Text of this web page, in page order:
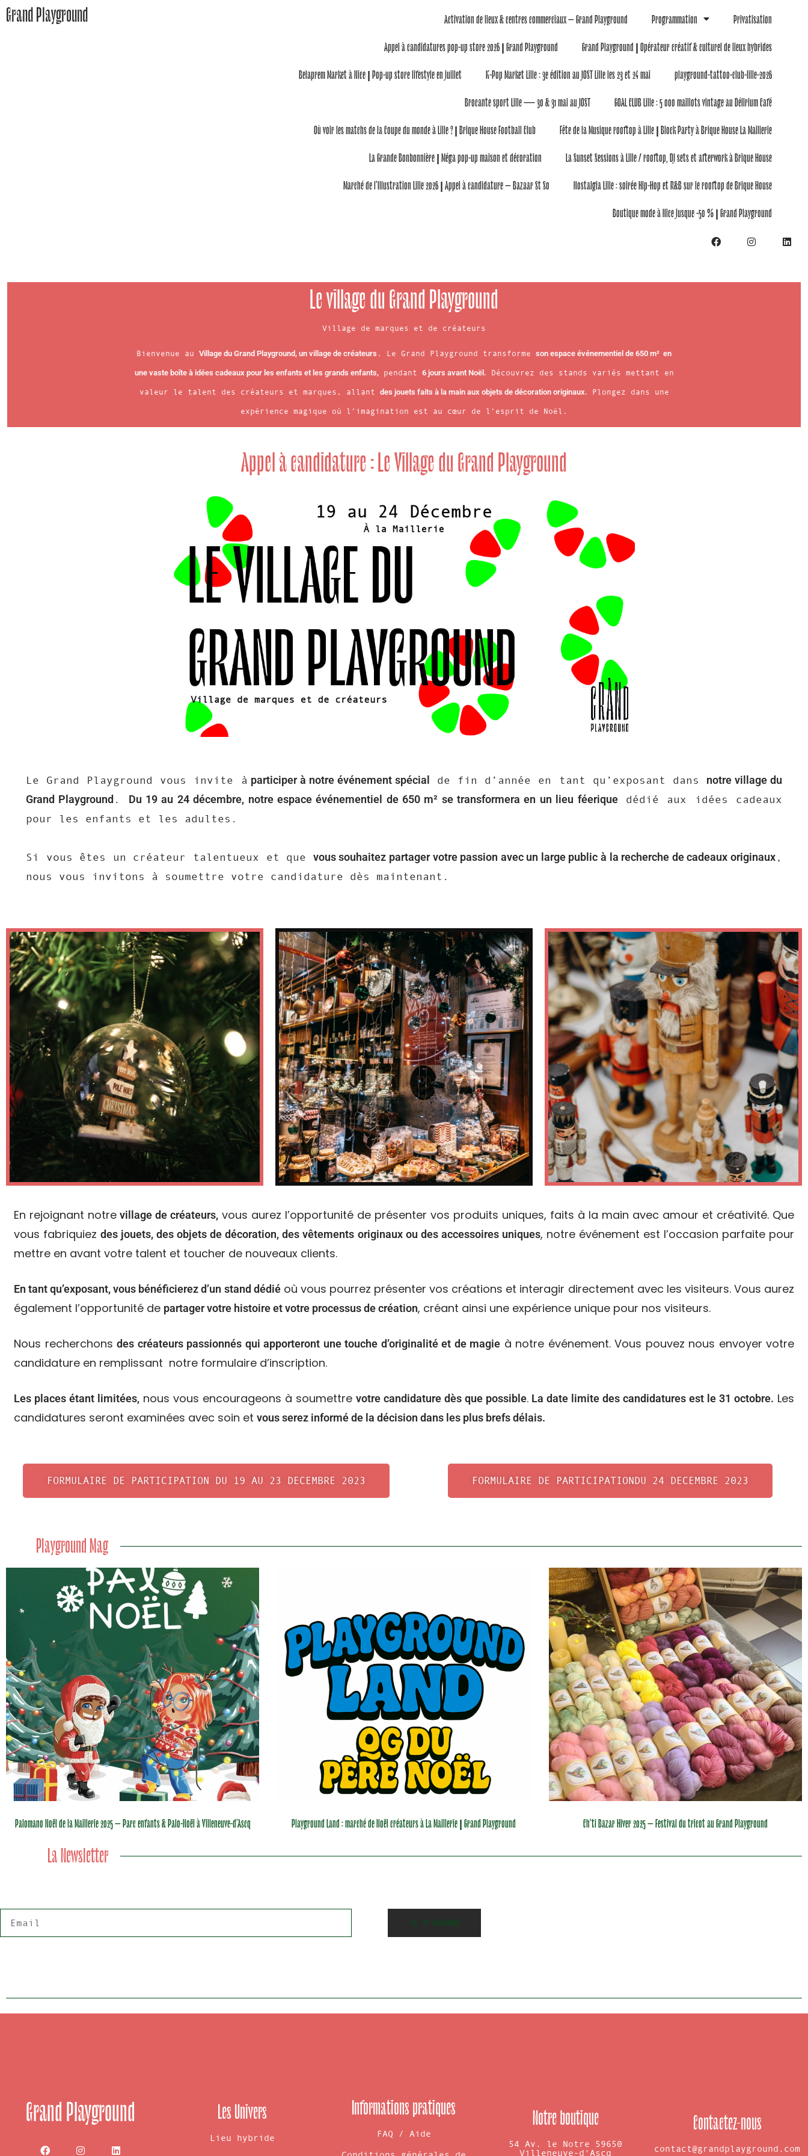
Grand Playground Activation de lieux & centres commerciaux – Grand Playground Programmation Privatisation
Appel à candidatures pop-up store 2026 | Grand Playground Grand Playground | Opérateur créatif & culturel de lieux hybrides
Belaprem Market à Nice | Pop-up store lifestyle en juillet K-Pop Market Lille : 3e édition au JOST Lille les 23 et 24 mai playground-tattoo-club-lille-2026
Brocante sport Lille — 30 & 31 mai au JOST GOAL CLUB Lille : 5 000 maillots vintage au Délirium Café
Où voir les matchs de la Coupe du monde à Lille ? | Brique House Football Club Fête de la Musique rooftop à Lille | Block Party à Brique House La Maillerie
La Grande Bonbonnière | Méga pop-up maison et décoration La Sunset Sessions à Lille / rooftop, DJ sets et afterwork à Brique House
Marché de l’Illustration Lille 2026 | Appel à candidature – Bazaar St So Nostalgia Lille : soirée Hip-Hop et R&B sur le rooftop de Brique House
Boutique mode à Nice jusque -50 % | Grand Playground
Le village du Grand Playground
Village de marques et de créateurs
Bienvenue au Village du Grand Playground, un village de créateurs . Le Grand Playground transforme son espace événementiel de 650 m² en
une vaste boîte à idées cadeaux pour les enfants et les grands enfants,pendant 6 jours avant Noël. Découvrez des stands variés mettant en
valeur le talent des créateurs et marques, allant des jouets faits à la main aux objets de décoration originaux. Plongez dans une
expérience magique où l’imagination est au cœur de l’esprit de Noël.
Appel à candidature : Le Village du Grand Playground
Le Grand Playground vous invite à participer à notre événement spécial de fin d’année en tant qu’exposant dans notre village du
Grand Playground . Du 19 au 24 décembre, notre espace événementiel de 650 m² se transformera en un lieu féeriquedédié aux idées cadeaux
pour les enfants et les adultes.
Si vous êtes un créateur talentueux et que vous souhaitez partager votre passion avec un large public à la recherche de cadeaux originaux ,
nous vous invitons à soumettre votre candidature dès maintenant.
En rejoignant notre village de créateurs, vous aurez l’opportunité de présenter vos produits uniques, faits à la main avec amour et créativité. Que
vous fabriquiezdes jouets, des objets de décoration, des vêtements originaux ou des accessoires uniques, notre événement est l’occasion parfaite pour
mettre en avant votre talent et toucher de nouveaux clients.
En tant qu’exposant, vous bénéficierez d’un stand dédiéoù vous pourrez présenter vos créations et interagir directement avec les visiteurs. Vous aurez
également l’opportunité de partager votre histoire et votre processus de création, créant ainsi une expérience unique pour nos visiteurs.
Nous recherchons des créateurs passionnés qui apporteront une touche d’originalité et de magie à notre événement. Vous pouvez nous envoyer votre
candidature en remplissant notre formulaire d’inscription.
Les places étant limitées, nous vous encourageons à soumettre votre candidature dès que possible. La date limite des candidatures est le 31 octobre. Les
candidatures seront examinées avec soin et vous serez informé de la décision dans les plus brefs délais.
FORMULAIRE DE PARTICIPATION DU 19 AU 23 DECEMBRE 2023 FORMULAIRE DE PARTICIPATIONDU 24 DECEMBRE 2023
Playground Mag
Palomano Noël de la Maillerie 2025 – Parc enfants & Palo-Noël à Villeneuve-d’Ascq Playground Land : marché de Noël créateurs à La Maillerie | Grand Playground Ch’ti Bazar Hiver 2025 – Festival du tricot au Grand Playground
La Newsletter
JE M'ABONNE
Grand Playground Les Univers
Lieu hybride
Informations pratiques
FAQ / Aide
Notre boutique
54 Av. le Notre 59650
Villeneuve-d'Ascq
Contactez-nous
contact@grandplayground.com